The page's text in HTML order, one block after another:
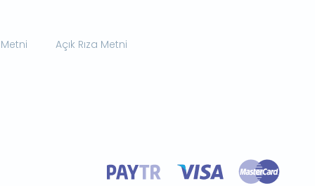
Açık Rıza Metni